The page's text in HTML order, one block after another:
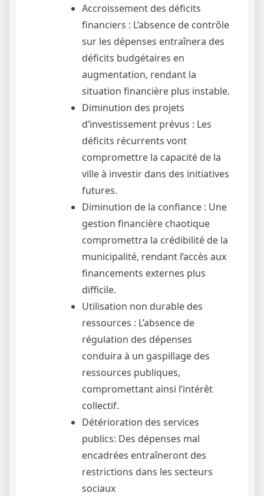
Accroissement des déficits
financiers : L’absence de contrôle
sur les dépenses entraînera des
déficits budgétaires en
augmentation, rendant la
situation financière plus instable.
Diminution des projets
d’investissement prévus : Les
déficits récurrents vont
compromettre la capacité de la
ville à investir dans des initiatives
futures.
Diminution de la confiance : Une
gestion financière chaotique
compromettra la crédibilité de la
municipalité, rendant l’accès aux
financements externes plus
difficile.
Utilisation non durable des
ressources : L’absence de
régulation des dépenses
conduira à un gaspillage des
ressources publiques,
compromettant ainsi l’intérêt
collectif.
Détérioration des services
publics: Des dépenses mal
encadrées entraîneront des
restrictions dans les secteurs
sociaux